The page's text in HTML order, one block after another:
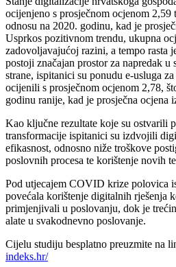
ocijenjeno s prosječnom ocjenom
odnosu na 2020. godinu, kad je
Usprkos pozitivnom trendu, ukupna
zadovoljavajućoj razini, a tempo rasta
postoji značajan prostor za napredak u
strane, ispitanici su ponudu e-usluga
ocijenili s prosječnom ocjenom 2,78,
godinu ranije, kad je prosječna ocjena
Kao ključne rezultate koje su ostvarili
transformacije ispitanici su izdvojili
efikasnost, odnosno niže troškove
poslovnih procesa te korištenje novih
Pod utjecajem COVID krize polovica
povećala korištenje digitalnih rješenja
primjenjivali u poslovanju, dok je
alate u svakodnevno poslovanje.
Cijelu studiju besplatno preuzmite na
indeks.hr/